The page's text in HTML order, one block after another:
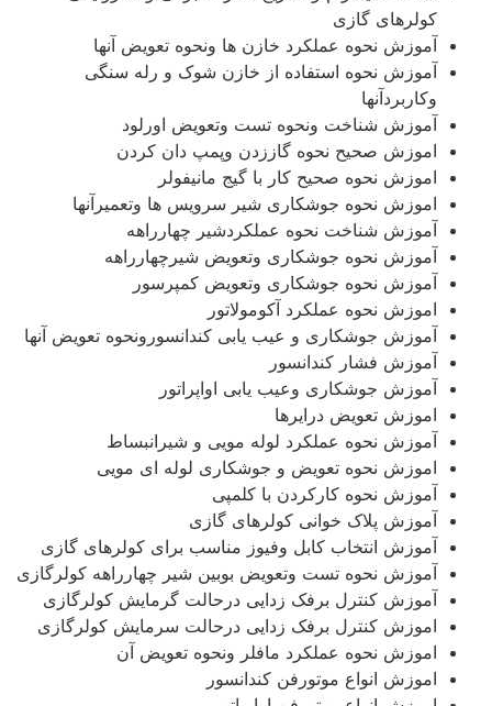
کولرهای گازی
آموزش نحوه عملکرد خازن ها ونحوه تعویض آنها
آموزش نحوه استفاده از خازن شوک و رله سنگی
وکاربردآنها
آموزش شناخت ونحوه تست وتعویض اورلود
اموزش صحیح نحوه گاززدن وپمپ دان کردن
اموزش نحوه صحیح کار با گیج مانیفولر
اموزش نحوه جوشکاری شیر سرویس ها وتعمیرآنها
آموزش شناخت نحوه عملکردشیر چهارراهه
آموزش نحوه جوشکاری وتعویض شیرچهارراهه
آموزش نحوه جوشکاری وتعویض کمپرسور
اموزش نحوه عملکرد آکومولاتور
آموزش جوشکاری و عیب یابی کندانسورونحوه تعویض آنها
آموزش فشار کندانسور
آموزش جوشکاری وعیب یابی اواپراتور
اموزش تعویض درایرها
آموزش نحوه عملکرد لوله مویی و شیرانبساط
اموزش نحوه تعویض و جوشکاری لوله ای مویی
آموزش نحوه کارکردن با کلمپی
آموزش پلاک خوانی کولرهای گازی
آموزش انتخاب کابل وفیوز مناسب برای کولرهای گازی
آموزش نحوه تست وتعویض بوبین شیر چهارراهه کولرگازی
آموزش کنترل برفک زدایی درحالت گرمایش کولرگازی
اموزش کنترل برفک زدایی درحالت سرمایش کولرگازی
اموزش نحوه عملکرد مافلر ونحوه تعویض آن
اموزش انواع موتورفن کندانسور